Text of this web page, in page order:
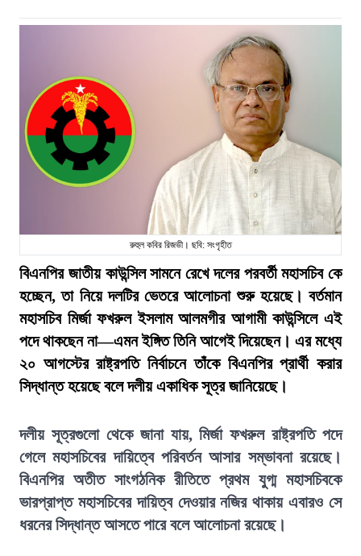
রুহুল কবির রিজভী। ছবি: সংগৃহীত
বিএনপির জাতীয় কাউন্সিল সামনে রেখে দলের পরবর্তী মহাসচিব কে
হচ্ছেন, তা নিয়ে দলটির ভেতরে আলোচনা শুরু হয়েছে। বর্তমান
মহাসচিব মির্জা ফখরুল ইসলাম আলমগীর আগামী কাউন্সিলে এই
পদে থাকছেন না—এমন ইঙ্গিত তিনি আগেই দিয়েছেন। এর মধ্যে
২০ আগস্টের রাষ্ট্রপতি নির্বাচনে তাঁকে বিএনপির প্রার্থী করার
সিদ্ধান্ত হয়েছে বলে দলীয় একাধিক সূত্র জানিয়েছে।
দলীয় সূত্রগুলো থেকে জানা যায়, মির্জা ফখরুল রাষ্ট্রপতি পদে
গেলে মহাসচিবের দায়িত্বে পরিবর্তন আসার সম্ভাবনা রয়েছে।
বিএনপির অতীত সাংগঠনিক রীতিতে প্রথম যুগ্ম মহাসচিবকে
ভারপ্রাপ্ত মহাসচিবের দায়িত্ব দেওয়ার নজির থাকায় এবারও সে
ধরনের সিদ্ধান্ত আসতে পারে বলে আলোচনা রয়েছে।